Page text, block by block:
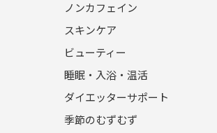
ノンカフェイン
スキンケア
ビューティー
睡眠・入浴・温活
ダイエッターサポート
季節のむずむず